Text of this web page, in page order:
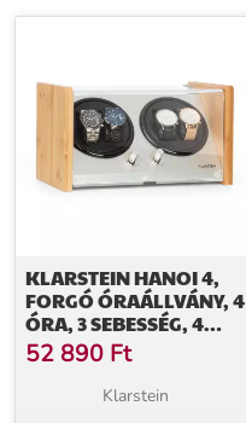
KLARSTEIN HANOI 4,
FORGÓ ÓRAÁLLVÁNY, 4
ÓRA, 3 SEBESSÉG, 4
ÜZEMMÓD, BAMBUSZ
52 890 Ft
Klarstein